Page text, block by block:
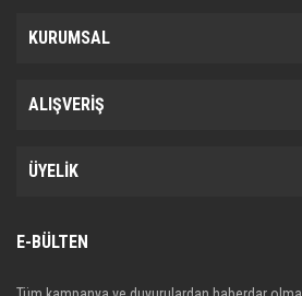
KURUMSAL
ALIŞVERİŞ
ÜYELİK
E-BÜLTEN